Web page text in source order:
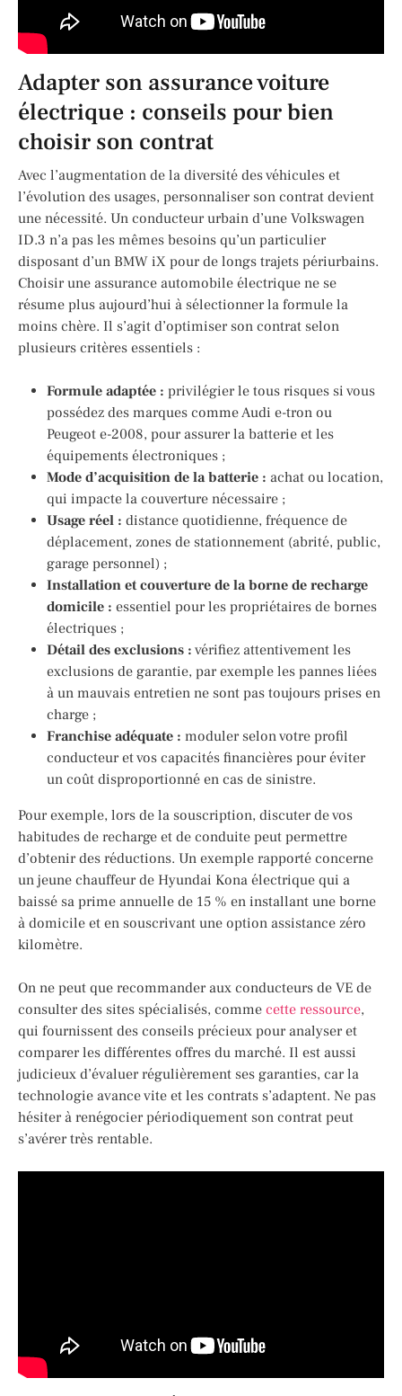
Adapter son assurance voiture
électrique : conseils pour bien
choisir son contrat
Avec l’augmentation de la diversité des véhicules et
l’évolution des usages, personnaliser son contrat devient
une nécessité. Un conducteur urbain d’une Volkswagen
ID.3 n’a pas les mêmes besoins qu’un particulier
disposant d’un BMW iX pour de longs trajets périurbains.
Choisir une assurance automobile électrique ne se
résume plus aujourd’hui à sélectionner la formule la
moins chère. Il s’agit d’optimiser son contrat selon
plusieurs critères essentiels :
Formule adaptée : privilégier le tous risques si vous
possédez des marques comme Audi e-tron ou
Peugeot e-2008, pour assurer la batterie et les
équipements électroniques ;
Mode d’acquisition de la batterie : achat ou location,
qui impacte la couverture nécessaire ;
Usage réel : distance quotidienne, fréquence de
déplacement, zones de stationnement (abrité, public,
garage personnel) ;
Installation et couverture de la borne de recharge
domicile : essentiel pour les propriétaires de bornes
électriques ;
Détail des exclusions : vérifiez attentivement les
exclusions de garantie, par exemple les pannes liées
à un mauvais entretien ne sont pas toujours prises en
charge ;
Franchise adéquate : moduler selon votre profil
conducteur et vos capacités financières pour éviter
un coût disproportionné en cas de sinistre.
Pour exemple, lors de la souscription, discuter de vos
habitudes de recharge et de conduite peut permettre
d’obtenir des réductions. Un exemple rapporté concerne
un jeune chauffeur de Hyundai Kona électrique qui a
baissé sa prime annuelle de 15 % en installant une borne
à domicile et en souscrivant une option assistance zéro
kilomètre.
On ne peut que recommander aux conducteurs de VE de
consulter des sites spécialisés, comme cette ressource,
qui fournissent des conseils précieux pour analyser et
comparer les différentes offres du marché. Il est aussi
judicieux d’évaluer régulièrement ses garanties, car la
technologie avance vite et les contrats s’adaptent. Ne pas
hésiter à renégocier périodiquement son contrat peut
s’avérer très rentable.